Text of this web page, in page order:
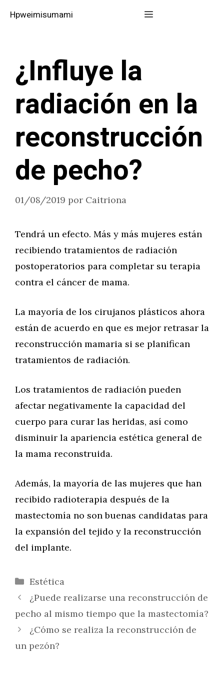
Hpweimisumami Menú
¿Influye la
radiación en la
reconstrucción
de pecho?
01/08/2019 por Caitriona
Tendrá un efecto. Más y más mujeres están
recibiendo tratamientos de radiación
postoperatorios para completar su terapia
contra el cáncer de mama.
La mayoría de los cirujanos plásticos ahora
están de acuerdo en que es mejor retrasar la
reconstrucción mamaria si se planifican
tratamientos de radiación.
Los tratamientos de radiación pueden
afectar negativamente la capacidad del
cuerpo para curar las heridas, así como
disminuir la apariencia estética general de
la mama reconstruida.
Además, la mayoría de las mujeres que han
recibido radioterapia después de la
mastectomía no son buenas candidatas para
la expansión del tejido y la reconstrucción
del implante.
Categorías
Estética
¿Puede realizarse una reconstrucción de
pecho al mismo tiempo que la mastectomía?
¿Cómo se realiza la reconstrucción de
un pezón?